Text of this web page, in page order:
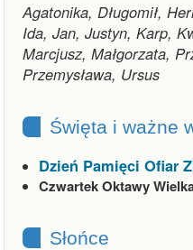
Agatonika, Długomił,
Ida, Jan, Justyn, Karp,
Marcjusz, Małgorzata,
Przemysława, Ursus
Święta i ważne
Dzień Pamięci Ofiar
Czwartek Oktawy
Słońce